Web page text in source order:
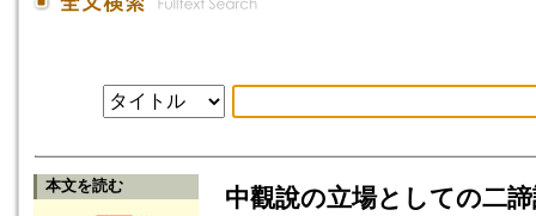
本文を読む 中觀說の立場としての二